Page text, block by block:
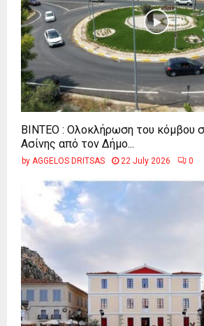
ΒΙΝΤΕΟ : Ολοκλήρωση του κόμβου
Ασίνης από τον Δήμο...
by AGGELOS DRITSAS 22 July 2026 0